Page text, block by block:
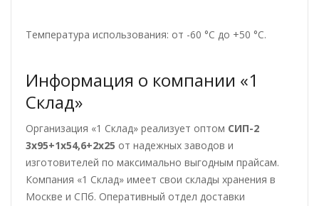
Температура использования: от -60 °С до +50 °С.
Информация о компании «1
Склад»
Организация «1 Склад» реализует оптом СИП-2
3х95+1х54,6+2х25 от надежных заводов и
изготовителей по максимально выгодным прайсам.
Компания «1 Склад» имеет свои склады хранения в
Москве и СПб. Оперативный отдел доставки